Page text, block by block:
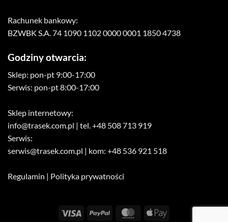
Rachunek bankowy:
BZWBK S.A. 74 1090 1102 0000 0001 1850 4738
Godziny otwarcia:
Sklep: pon-pt 9:00-17:00
Serwis: pon-pt 8:00-17:00
Sklep internetowy:
info@trasek.com.pl | tel. +48 508 713 919
Serwis:
serwis@trasek.com.pl | kom: +48 536 921 518
Regulamin | Polityka prywatności
Visa PayPal MasterCardApple